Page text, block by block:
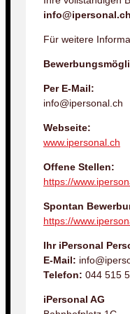
info@ipersonal.ch
Für weitere
Per E-Mail:
info@ipersonal.ch
Webseite:
www.ipersonal.ch
Offene Stellen:
https://
Spontan
https://
Ihr iPersonal
E-Mail:
Telefon: 044 515
iPersonal AG